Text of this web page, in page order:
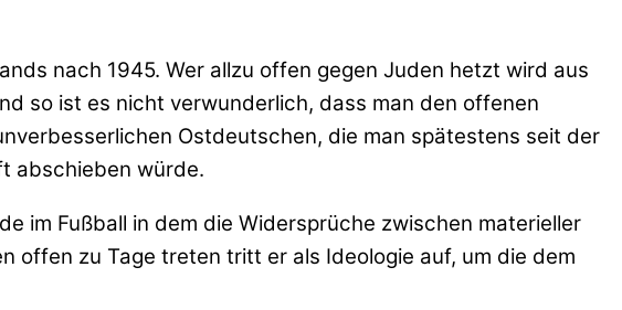
nach 1945. Wer allzu offen gegen Juden hetzt wird aus
so ist es nicht verwunderlich, dass man den offenen
Ostdeutschen, die man spätestens seit der
abschieben würde.
im Fußball in dem die Widersprüche zwischen materieller
offen zu Tage treten tritt er als Ideologie auf, um die dem